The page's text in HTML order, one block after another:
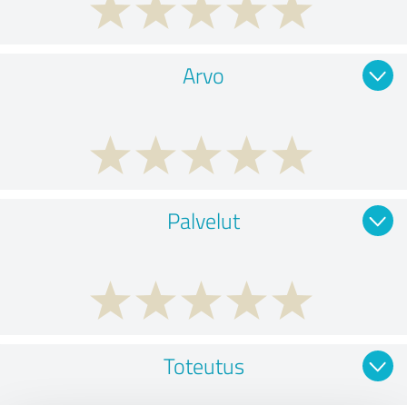
Arvo
Palvelut
Toteutus